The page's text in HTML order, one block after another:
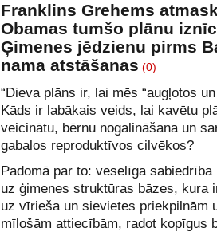
Franklins Grehems
Obamas tumšo plānu
Ģimenes jēdzienu pirms
nama atstāšanas (0)
“Dieva plāns ir, lai mēs “augļotos
Kāds ir labākais veids, lai kavētu
veicinātu, bērnu nogalināšana un
gabalos reproduktīvos cilvēkos?
Padomā par to: veselīga sabiedrība
uz ģimenes struktūras bāzes, kura
uz vīrieša un sievietes priekpilnām
mīlošām attiecībām, radot kopīgus